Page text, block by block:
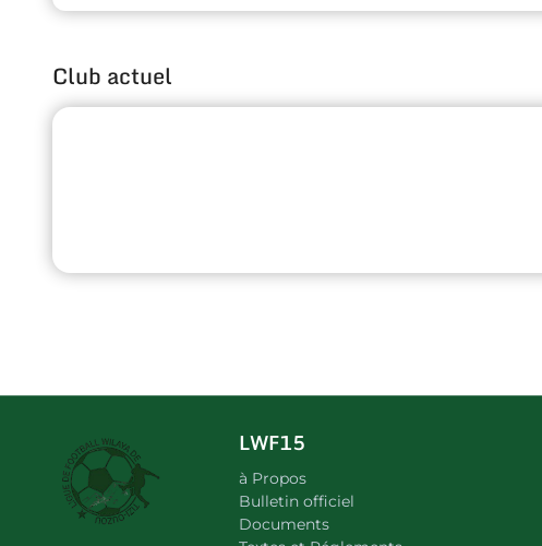
Club actuel
LWF15
à Propos
Bulletin officiel
Documents